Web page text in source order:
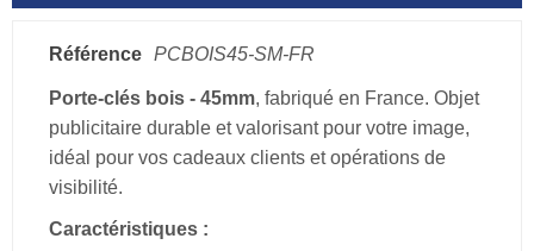
Référence PCBOIS45-SM-FR
Porte-clés bois - 45mm, fabriqué en France. Objet
publicitaire durable et valorisant pour votre image,
idéal pour vos cadeaux clients et opérations de
visibilité.
Caractéristiques :